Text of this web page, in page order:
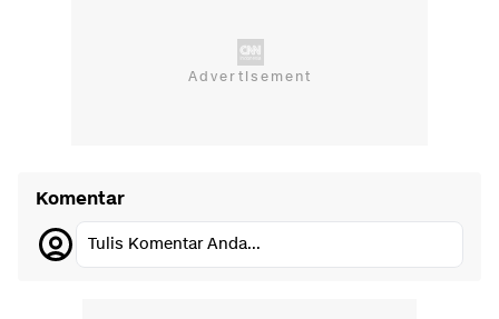
Komentar
Tulis Komentar Anda...